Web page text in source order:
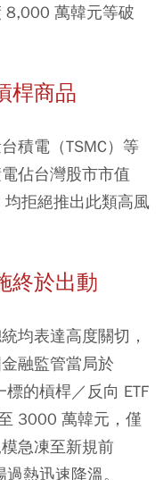
8,000 萬韓元等破
桿商品
積電（TSMC）等
佔台灣股市市值
拒絕推出此類高風
終於出動
均表達高度關切，
融監管當局於
的槓桿／反向 ETF
3000 萬韓元，僅
急凍至新規前
熱迅速降溫。